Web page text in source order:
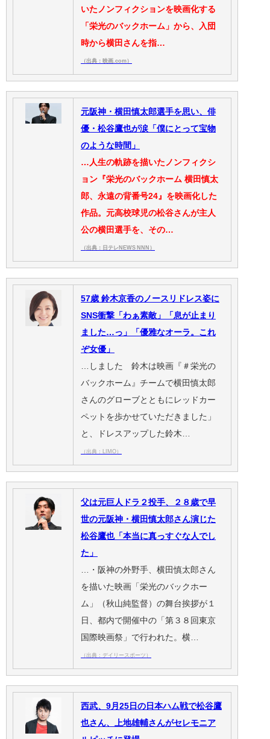
いたノンフィクションを映画化する
「栄光のバックホーム」から、入団
時から横田さんを指…
（出典：映画.com）
元阪神・横田慎太郎選手を思い、俳
優・松谷鷹也が涙「僕にとって宝物
のような時間」
…人生の軌跡を描いたノンフィクシ
ョン『栄光のバックホーム 横田慎太
郎、永遠の背番号24』を映画化した
作品。元高校球児の松谷さんが主人
公の横田選手を、その…
（出典：日テレNEWS NNN）
57歳 鈴木京香のノースリドレス姿に
SNS衝撃「わぁ素敵」「息が止まり
ました…っ」「優雅なオーラ。これ
ぞ女優」
…しました 鈴木は映画『＃栄光の
バックホーム』チームで横田慎太郎
さんのグローブとともにレッドカー
ペットを歩かせていただきました」
と、ドレスアップした鈴木…
（出典：LIMO）
父は元巨人ドラ２投手、２８歳で早
世の元阪神・横田慎太郎さん演じた
松谷鷹也「本当に真っすぐな人でし
た」
…・阪神の外野手、横田慎太郎さん
を描いた映画「栄光のバックホー
ム」（秋山純監督）の舞台挨拶が１
日、都内で開催中の「第３８回東京
国際映画祭」で行われた。横…
（出典：デイリースポーツ）
西武、9月25日の日本ハム戦で松谷鷹
也さん、上地雄輔さんがセレモニア